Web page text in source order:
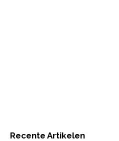
Recente Artikelen